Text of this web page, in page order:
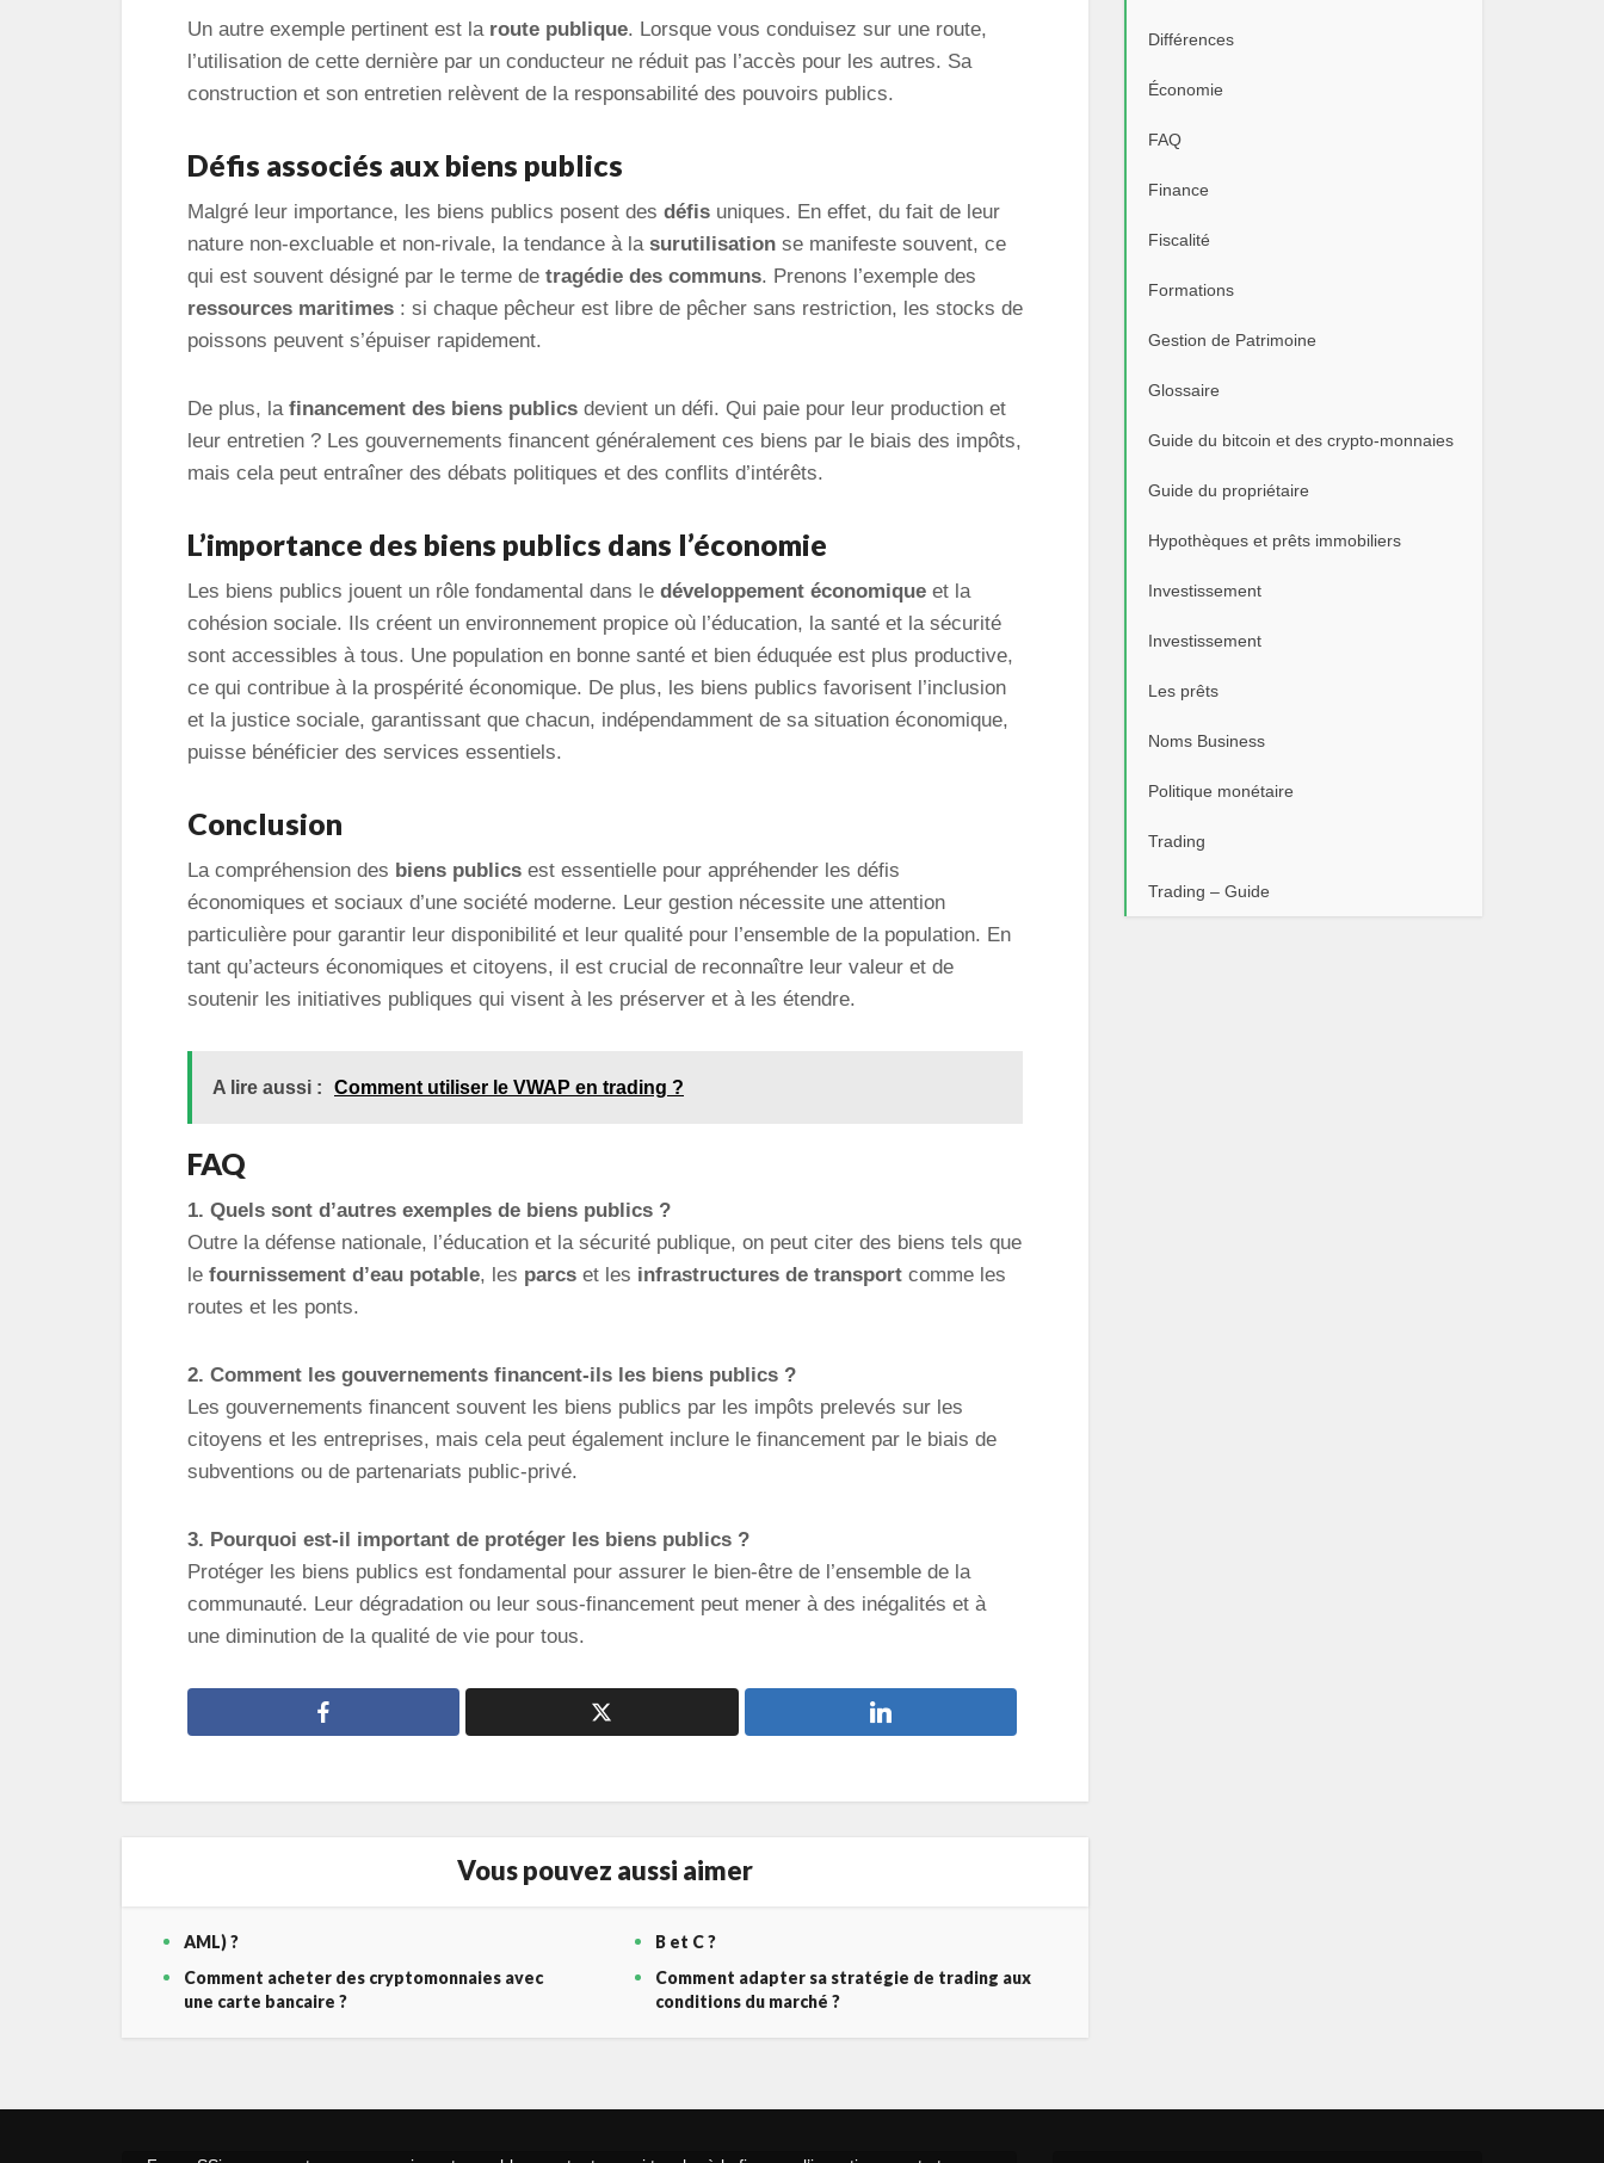
Un autre exemple pertinent est la route publique. Lorsque vous conduisez sur une route,
l’utilisation de cette dernière par un conducteur ne réduit pas l’accès pour les autres. Sa
construction et son entretien relèvent de la responsabilité des pouvoirs publics.
Défis associés aux biens publics
Malgré leur importance, les biens publics posent des défis uniques. En effet, du fait de leur
nature non-excluable et non-rivale, la tendance à la surutilisation se manifeste souvent, ce
qui est souvent désigné par le terme de tragédie des communs. Prenons l’exemple des
ressources maritimes : si chaque pêcheur est libre de pêcher sans restriction, les stocks de
poissons peuvent s’épuiser rapidement.
De plus, la financement des biens publics devient un défi. Qui paie pour leur production et
leur entretien ? Les gouvernements financent généralement ces biens par le biais des impôts,
mais cela peut entraîner des débats politiques et des conflits d’intérêts.
L’importance des biens publics dans l’économie
Les biens publics jouent un rôle fondamental dans le développement économique et la
cohésion sociale. Ils créent un environnement propice où l’éducation, la santé et la sécurité
sont accessibles à tous. Une population en bonne santé et bien éduquée est plus productive,
ce qui contribue à la prospérité économique. De plus, les biens publics favorisent l’inclusion
et la justice sociale, garantissant que chacun, indépendamment de sa situation économique,
puisse bénéficier des services essentiels.
Conclusion
La compréhension des biens publics est essentielle pour appréhender les défis
économiques et sociaux d’une société moderne. Leur gestion nécessite une attention
particulière pour garantir leur disponibilité et leur qualité pour l’ensemble de la population. En
tant qu’acteurs économiques et citoyens, il est crucial de reconnaître leur valeur et de
soutenir les initiatives publiques qui visent à les préserver et à les étendre.
A lire aussi : Comment utiliser le VWAP en trading ?
FAQ
1. Quels sont d’autres exemples de biens publics ?
Outre la défense nationale, l’éducation et la sécurité publique, on peut citer des biens tels que
le fournissement d’eau potable, les parcs et les infrastructures de transport comme les
routes et les ponts.
2. Comment les gouvernements financent-ils les biens publics ?
Les gouvernements financent souvent les biens publics par les impôts prelevés sur les
citoyens et les entreprises, mais cela peut également inclure le financement par le biais de
subventions ou de partenariats public-privé.
3. Pourquoi est-il important de protéger les biens publics ?
Protéger les biens publics est fondamental pour assurer le bien-être de l’ensemble de la
communauté. Leur dégradation ou leur sous-financement peut mener à des inégalités et à
une diminution de la qualité de vie pour tous.
Vous pouvez aussi aimer
AML) ?
B et C ?
Comment acheter des cryptomonnaies avec
une carte bancaire ?
Comment adapter sa stratégie de trading aux
conditions du marché ?
Différences
Économie
FAQ
Finance
Fiscalité
Formations
Gestion de Patrimoine
Glossaire
Guide du bitcoin et des crypto-monnaies
Guide du propriétaire
Hypothèques et prêts immobiliers
Investissement
Investissement
Les prêts
Noms Business
Politique monétaire
Trading
Trading – Guide